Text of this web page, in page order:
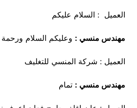
العميل : السلام عليكم
مهندس منسي : وعليكم السلام ورحمة
العميل : شركة المنسي للتغليف
مهندس منسي : تمام